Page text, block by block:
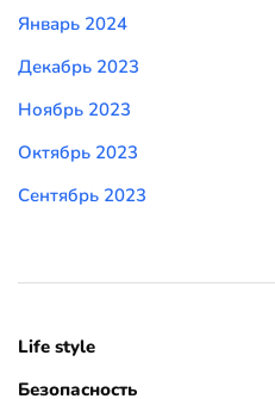
Январь 2024
Декабрь 2023
Ноябрь 2023
Октябрь 2023
Сентябрь 2023
Life style
Безопасность